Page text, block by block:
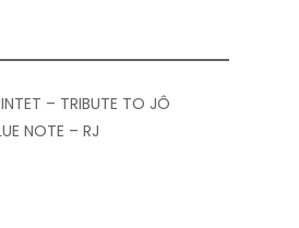
– TRIBUTE TO JÔ
NOTE – RJ